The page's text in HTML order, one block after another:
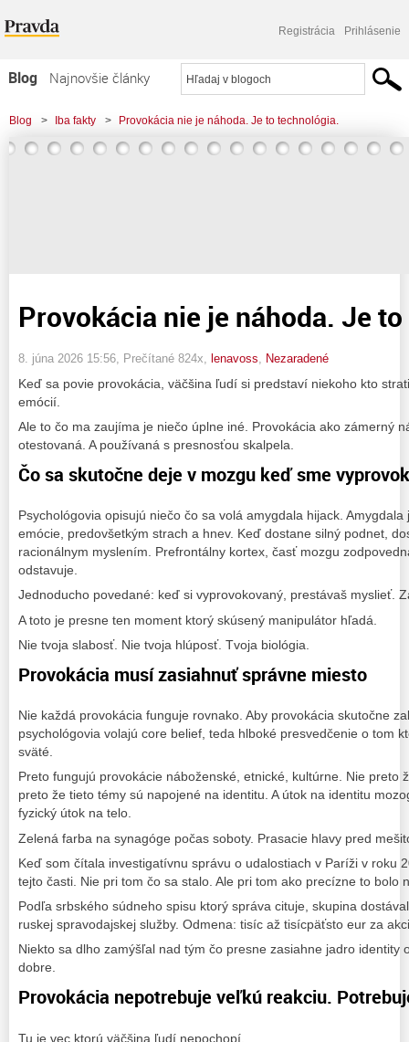
Registrácia Prihlásenie
Blog
Najnovšie články
Najčítanejšie články
Najkomentovanejšie články
Blog > Iba fakty > Provokácia nie je náhoda. Je to technológia.
Provokácia nie je náhoda. Je
8. júna 2026 15:56 , Prečítané 824x, lenavoss Nezaradené
Keď sa povie provokácia, väčšina ľudí si predstaví niekoho kto
emócií.
Ale to čo ma zaujíma je niečo úplne iné. Provokácia ako zámerný
otestovaná. A používaná s presnosťou skalpela.
Čo sa skutočne deje v mozgu keď sme
Psychológovia opisujú niečo čo sa volá amygdala hijack.
emócie, predovšetkým strach a hnev. Keď dostane silný podnet,
racionálnym myslením. Prefrontálny kortex, časť mozgu
odstavuje.
Jednoducho povedané: keď si vyprovokovaný, prestávaš myslieť.
A toto je presne ten moment ktorý skúsený manipulátor hľadá.
Nie tvoja slabosť. Nie tvoja hlúposť. Tvoja biológia.
Provokácia musí zasiahnuť správne miesto
Nie každá provokácia funguje rovnako. Aby provokácia skutočne
psychológovia volajú core belief, teda hlboké presvedčenie o tom
sväté.
Preto fungujú provokácie náboženské, etnické, kultúrne. Nie preto
preto že tieto témy sú napojené na identitu. A útok na identitu
fyzický útok na telo.
Zelená farba na synagóge počas soboty. Prasacie hlavy pred
Keď som čítala investigatívnu správu o udalostiach v Paríži v roku
tejto časti. Nie pri tom čo sa stalo. Ale pri tom ako precízne to bolo
Podľa srbského súdneho spisu ktorý správa cituje, skupina
ruskej spravodajskej služby. Odmena: tisíc až tisícpäťsto eur za
Niekto sa dlho zamýšľal nad tým čo presne zasiahne jadro identity
dobre.
Provokácia nepotrebuje veľkú reakciu.
Tu je vec ktorú väčšina ľudí nepochopí.